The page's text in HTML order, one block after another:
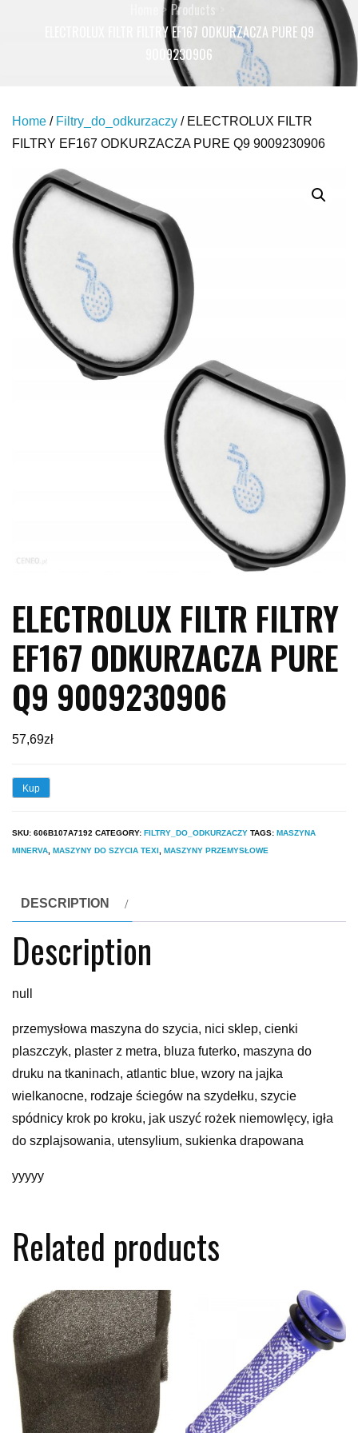
Products
ELECTROLUX FILTR FILTRY EF167 ODKURZACZA PURE Q9
9009230906
Home / Filtry_do_odkurzaczy / ELECTROLUX FILTR
FILTRY EF167 ODKURZACZA PURE Q9 9009230906
ELECTROLUX FILTR FILTRY
EF167 ODKURZACZA PURE
Q9 9009230906
57,69zł
Kup
SKU: 606B107A7192 CATEGORY: FILTRY_DO_ODKURZACZY TAGS: MASZYNA
MINERVA MASZYNY DO SZYCIA TEXI MASZYNY PRZEMYSŁOWE
DESCRIPTION
Description
null
przemysłowa maszyna do szycia, nici sklep, cienki
plaszczyk, plaster z metra, bluza futerko, maszyna do
druku na tkaninach, atlantic blue, wzory na jajka
wielkanocne, rodzaje ściegów na szydełku, szycie
spódnicy krok po kroku, jak uszyć rożek niemowlęcy, igła
do szplajsowania, utensylium, sukienka drapowana
yyyyy
Related products